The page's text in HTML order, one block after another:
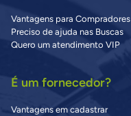
Vantagens para Compradores
Preciso de ajuda nas Buscas
Quero um atendimento VIP
É um fornecedor?
Vantagens em cadastrar